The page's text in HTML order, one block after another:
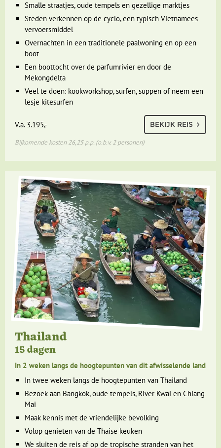
Smalle straatjes, oude tempels en gezellige marktjes
Steden verkennen op de cyclo, een typisch Vietnamees
vervoersmiddel
Overnachten in een traditionele paalwoning en op een
boot
Een boottocht over de parfumrivier en door de
Mekongdelta
Veel te doen: kookworkshop, surfen, suppen of neem een
lesje kitesurfen
V.a. 3.195,- BEKIJK REIS
Bijkomende kosten 26,25 p.p. (o.b.v. 2 personen)
Thailand
15 dagen
In 2 weken langs de hoogtepunten van dit afwisselende land
In twee weken langs de hoogtepunten van Thailand
Bezoek aan Bangkok, oude tempels, River Kwai en Chiang
Mai
Maak kennis met de vriendelijke bevolking
Volop genieten van de Thaise keuken
We sluiten de reis af op de tropische stranden van het